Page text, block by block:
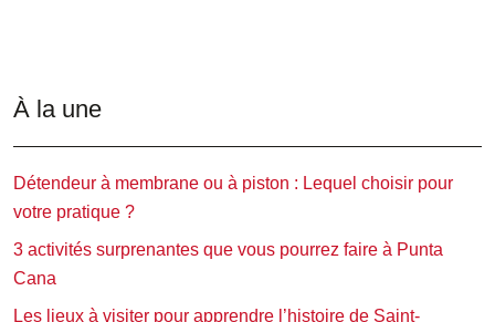
À la une
Détendeur à membrane ou à piston : Lequel choisir pour
votre pratique ?
3 activités surprenantes que vous pourrez faire à Punta
Cana
Les lieux à visiter pour apprendre l’histoire de Saint-